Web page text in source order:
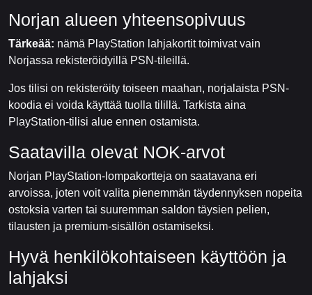
Norjan alueen yhteensopivuus
Tärkeää: nämä PlayStation lahjakortit toimivat vain
Norjassa rekisteröidyillä PSN-tileillä.
Jos tilisi on rekisteröity toiseen maahan, norjalaista PSN-
koodia ei voida käyttää tuolla tilillä. Tarkista aina
PlayStation-tilisi alue ennen ostamista.
Saatavilla olevat NOK-arvot
Norjan PlayStation-lompakortteja on saatavana eri
arvoissa, joten voit valita pienemmän täydennyksen nopeita
ostoksia varten tai suuremman saldon täysien pelien,
tilausten ja premium-sisällön ostamiseksi.
Hyvä henkilökohtaiseen käyttöön ja
lahjaksi